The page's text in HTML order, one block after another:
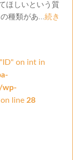
ほしいという質
種類があ...続き
on int in
wp-
line 28